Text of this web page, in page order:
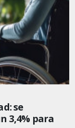
se
3,4% para